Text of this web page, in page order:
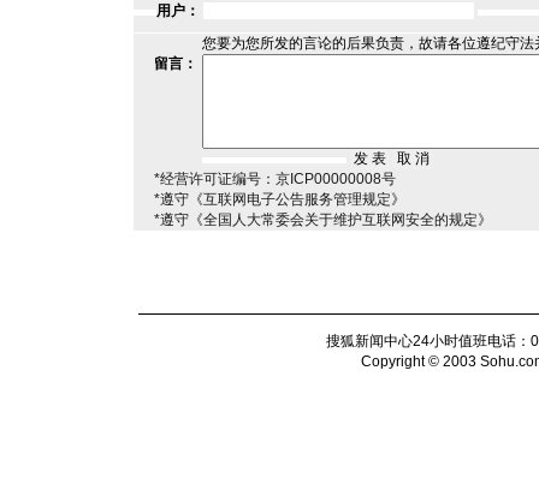
用户：
您要为您所发的言论的后果负责，故请各位遵纪守
留言：
*经营许可证编号：京ICP00000008号
*遵守《互联网电子公告服务管理规定》
*遵守《全国人大常委会关于维护互联网安全的规定》
搜狐新闻中心24小时值班电话
Copyright © 2003